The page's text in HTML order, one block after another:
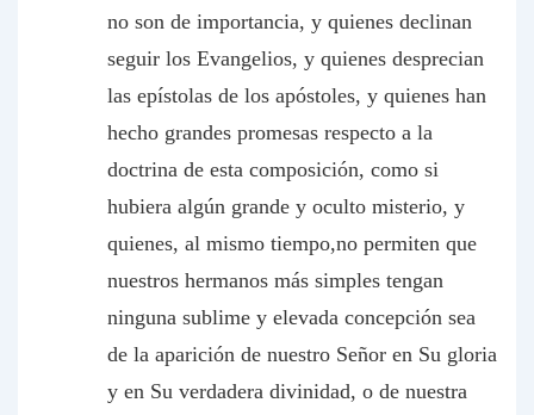
no son de importancia, y quienes declinan
seguir los Evangelios, y quienes desprecian
las epístolas de los apóstoles, y quienes han
hecho grandes promesas respecto a la
doctrina de esta composición, como si
hubiera algún grande y oculto misterio, y
quienes, al mismo tiempo,no permiten que
nuestros hermanos más simples tengan
ninguna sublime y elevada concepción sea
de la aparición de nuestro Señor en Su gloria
y en Su verdadera divinidad, o de nuestra